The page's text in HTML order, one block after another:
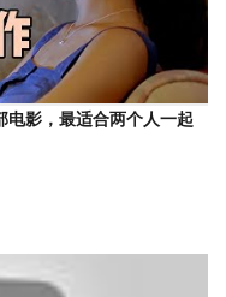
电影，最适合两个人一起